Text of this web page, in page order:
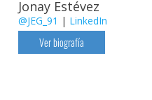
Jonay Estévez
@JEG_91 | LinkedIn
Ver biografía